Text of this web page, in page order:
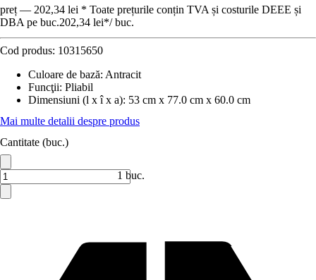
preț — 202,34 lei * Toate prețurile conțin TVA și costurile DEEE și
DBA pe buc.202,34 lei*/ buc.
Cod produs: 10315650
Culoare de bază: Antracit
Funcţii: Pliabil
Dimensiuni (l x î x a): 53 cm x 77.0 cm x 60.0 cm
Mai multe detalii despre produs
Cantitate (buc.)
1 buc.